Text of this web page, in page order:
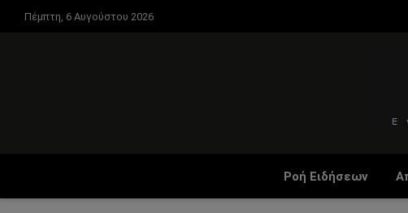
Πέμπτη, 6 Αυγούστου 2026
Ροή Ειδήσεων